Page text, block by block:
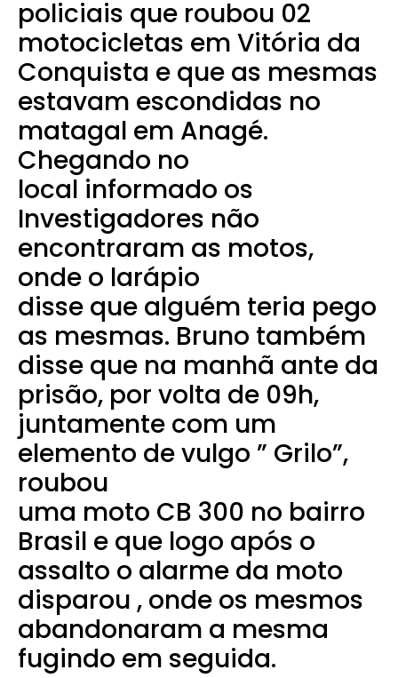
policiais que roubou 02
motocicletas em Vitória da
Conquista e que as mesmas
estavam escondidas no
matagal em Anagé.
Chegando no
local informado os
Investigadores não
encontraram as motos,
onde o larápio
disse que alguém teria pego
as mesmas. Bruno também
disse que na manhã ante da
prisão, por volta de 09h,
juntamente com um
elemento de vulgo ” Grilo”,
roubou
uma moto CB 300 no bairro
Brasil e que logo após o
assalto o alarme da moto
disparou , onde os mesmos
abandonaram a mesma
fugindo em seguida.